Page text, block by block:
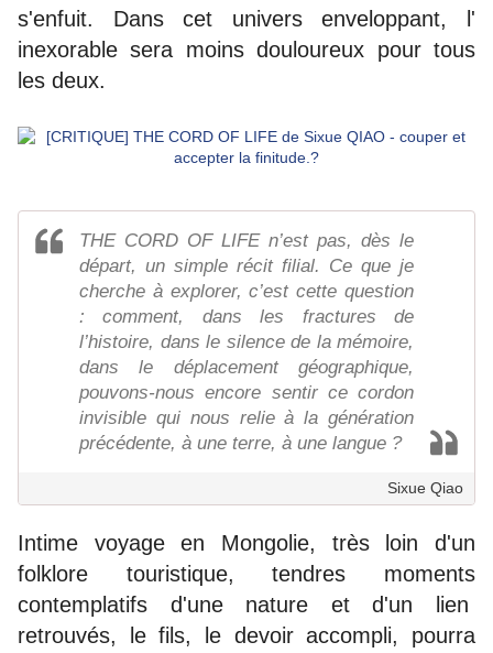
s'enfuit. Dans cet univers enveloppant, l'
inexorable sera moins douloureux pour tous
les deux.
THE CORD OF LIFE n’est pas, dès le
départ, un simple récit filial. Ce que je
cherche à explorer, c’est cette question
: comment, dans les fractures de
l’histoire, dans le silence de la mémoire,
dans le déplacement géographique,
pouvons-nous encore sentir ce cordon
invisible qui nous relie à la génération
précédente, à une terre, à une langue ?
Sixue Qiao
Intime voyage en Mongolie, très loin d'un
folklore touristique, tendres moments
contemplatifs d'une nature et d'un lien
retrouvés, le fils, le devoir accompli, pourra